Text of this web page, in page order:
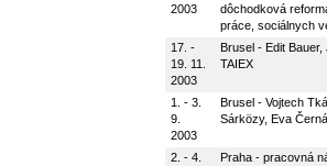
2003
dôchodková
práce, sociálnych
17. -
19. 11.
2003
Brusel - Edit
TAIEX
1. - 3.
9.
2003
Brusel - Vojtech
Sárközy, Eva
2. - 4.
Praha - pracovná